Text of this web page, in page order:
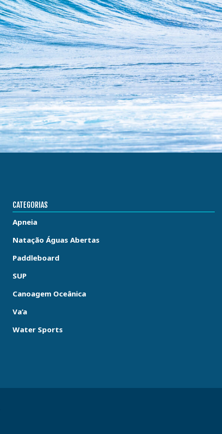
CATEGORIAS
Apneia
Natação Águas Abertas
Paddleboard
SUP
Canoagem Oceânica
Va’a
Water Sports